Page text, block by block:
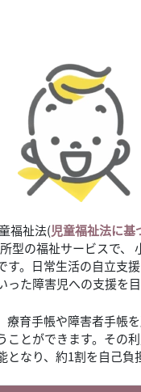
福祉法(児童福祉法に
型の福祉サービスで、
す。日常生活の自立支
った障害児への支援を
療育手帳や障害者手帳
ことができます。その
となり、約1割を自己